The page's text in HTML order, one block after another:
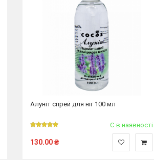
Алуніт спрей для ніг 100 мл
Є в наявності
130.00₴